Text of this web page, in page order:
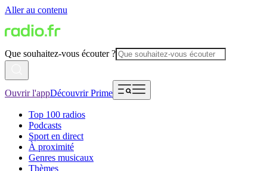
Aller au contenu
Que souhaitez-vous écouter ?
Ouvrir l'appDécouvrir Prime
Top 100 radios
Podcasts
Sport en direct
À proximité
Genres musicaux
Thèmes